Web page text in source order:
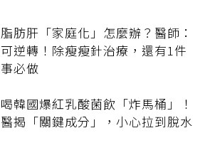
脂肪肝「家庭化」怎麼辦？醫師：
可逆轉！除瘦瘦針治療，還有1件
事必做
喝韓國爆紅乳酸菌飲「炸馬桶」！
醫揭「關鍵成分」，小心拉到脫水